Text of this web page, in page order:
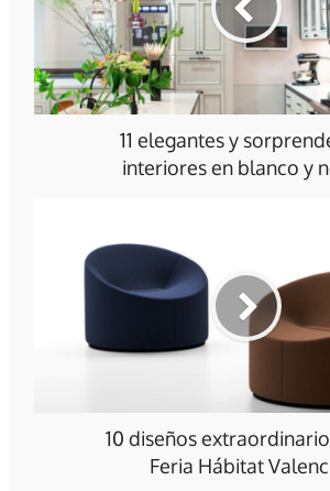
11 elegantes y
interiores en blanco y
10 diseños
Feria Hábitat